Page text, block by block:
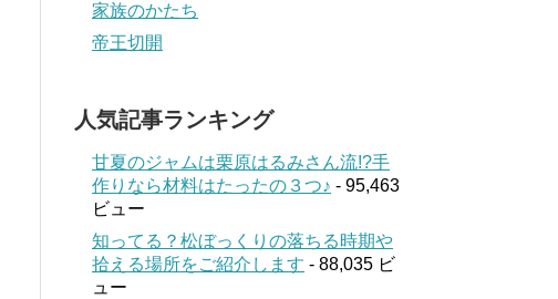
家族のかたち
帝王切開
人気記事ランキング
甘夏のジャムは栗原はるみさん流!?手
作りなら材料はたったの３つ♪ - 95,463
ビュー
知ってる？松ぼっくりの落ちる時期や
拾える場所をご紹介します - 88,035 ビ
ュー